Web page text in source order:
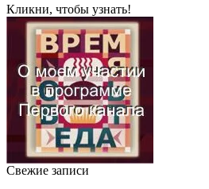
Кликни, чтобы узнать!
Свежие записи